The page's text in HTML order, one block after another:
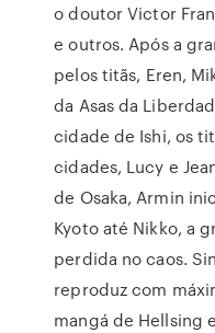
o doutor Victor
e outros. Após a
pelos titãs, Eren,
da Asas da
cidade de Ishi, os
cidades, Lucy e
de Osaka, Armin
Kyoto até Nikko, a
perdida no caos.
reproduz com
mangá de Hellsing